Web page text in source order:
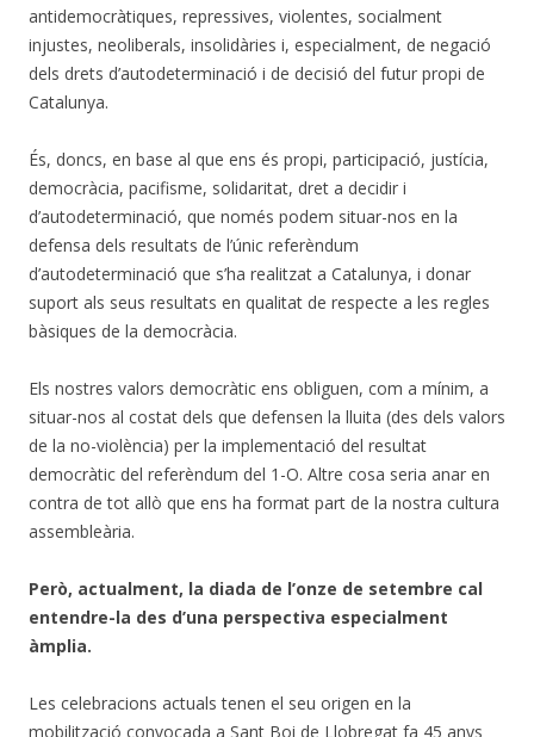
antidemocràtiques, repressives, violentes, socialment
injustes, neoliberals, insolidàries i, especialment, de negació
dels drets d’autodeterminació i de decisió del futur propi de
Catalunya.
És, doncs, en base al que ens és propi, participació, justícia,
democràcia, pacifisme, solidaritat, dret a decidir i
d’autodeterminació, que només podem situar-nos en la
defensa dels resultats de l’únic referèndum
d’autodeterminació que s’ha realitzat a Catalunya, i donar
suport als seus resultats en qualitat de respecte a les regles
bàsiques de la democràcia.
Els nostres valors democràtic ens obliguen, com a mínim, a
situar-nos al costat dels que defensen la lluita (des dels valors
de la no-violència) per la implementació del resultat
democràtic del referèndum del 1-O. Altre cosa seria anar en
contra de tot allò que ens ha format part de la nostra cultura
assembleària.
Però, actualment, la diada de l’onze de setembre cal
entendre-la des d’una perspectiva especialment
àmplia.
Les celebracions actuals tenen el seu origen en la
mobilització convocada a Sant Boi de Llobregat fa 45 anys